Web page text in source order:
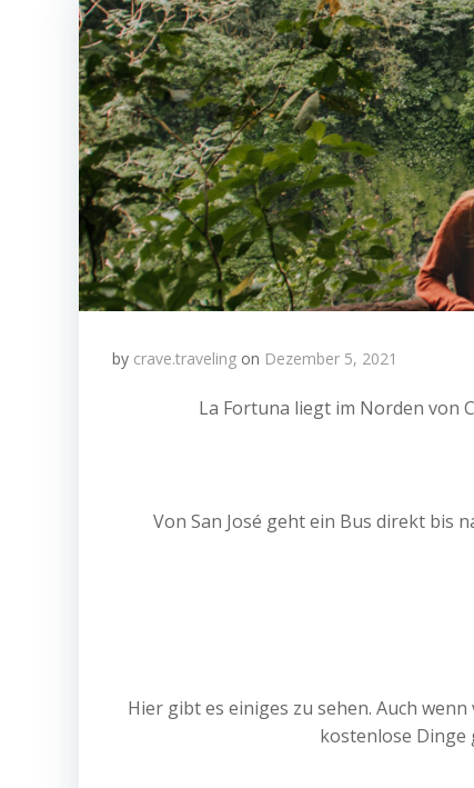
by crave.traveling on Dezember 5, 2021
La Fortuna liegt im Norden von
Von San José geht ein Bus direkt bis
Hier gibt es einiges zu sehen. Auch
kostenlose Dinge